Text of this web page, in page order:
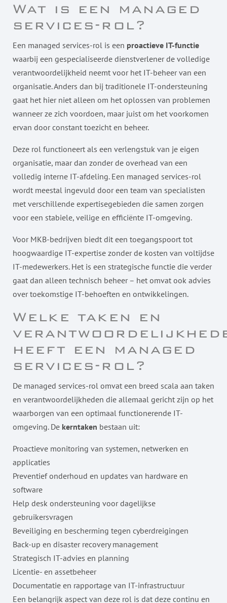
Wat is een managed
services-rol?
Een managed services-rol is een proactieve IT-functie
waarbij een gespecialiseerde dienstverlener de volledige
verantwoordelijkheid neemt voor het IT-beheer van een
organisatie. Anders dan bij traditionele IT-ondersteuning
gaat het hier niet alleen om het oplossen van problemen
wanneer ze zich voordoen, maar juist om het voorkomen
ervan door constant toezicht en beheer.
Deze rol functioneert als een verlengstuk van je eigen
organisatie, maar dan zonder de overhead van een
volledig interne IT-afdeling. Een managed services-rol
wordt meestal ingevuld door een team van specialisten
met verschillende expertisegebieden die samen zorgen
voor een stabiele, veilige en efficiënte IT-omgeving.
Voor MKB-bedrijven biedt dit een toegangspoort tot
hoogwaardige IT-expertise zonder de kosten van voltijdse
IT-medewerkers. Het is een strategische functie die verder
gaat dan alleen technisch beheer – het omvat ook advies
over toekomstige IT-behoeften en ontwikkelingen.
Welke taken en
heeft een managed
services-rol?
De managed services-rol omvat een breed scala aan taken
en verantwoordelijkheden die allemaal gericht zijn op het
waarborgen van een optimaal functionerende IT-
omgeving. De kerntaken bestaan uit:
Proactieve monitoring van systemen, netwerken en
applicaties
Preventief onderhoud en updates van hardware en
software
Help desk ondersteuning voor dagelijkse
gebruikersvragen
Beveiliging en bescherming tegen cyberdreigingen
Back-up en disaster recovery management
Strategisch IT-advies en planning
Licentie- en assetbeheer
Documentatie en rapportage van IT-infrastructuur
Een belangrijk aspect van deze rol is dat deze continu en